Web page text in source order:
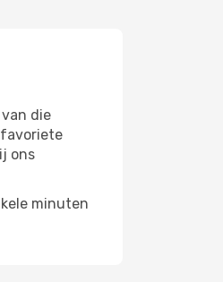
die
ons
minuten